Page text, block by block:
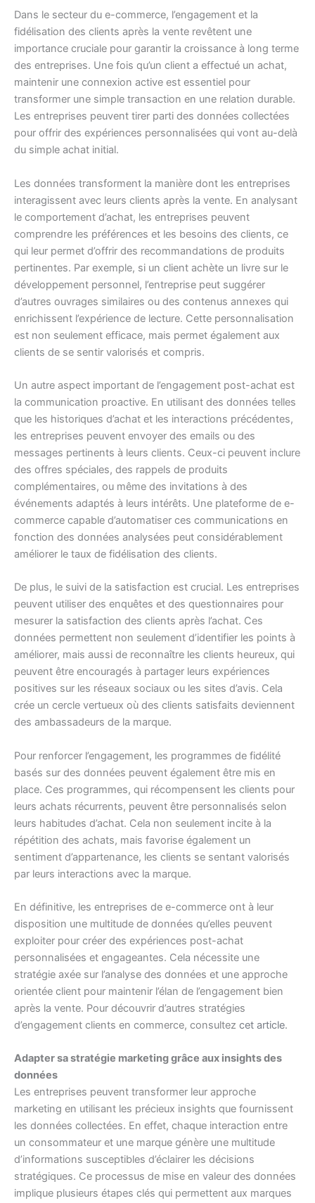
Dans le secteur du e-commerce, l’engagement et la
fidélisation des clients après la vente revêtent une
importance cruciale pour garantir la croissance à long terme
des entreprises. Une fois qu’un client a effectué un achat,
maintenir une connexion active est essentiel pour
transformer une simple transaction en une relation durable.
Les entreprises peuvent tirer parti des données collectées
pour offrir des expériences personnalisées qui vont au-delà
du simple achat initial.
Les données transforment la manière dont les entreprises
interagissent avec leurs clients après la vente. En analysant
le comportement d’achat, les entreprises peuvent
comprendre les préférences et les besoins des clients, ce
qui leur permet d’offrir des recommandations de produits
pertinentes. Par exemple, si un client achète un livre sur le
développement personnel, l’entreprise peut suggérer
d’autres ouvrages similaires ou des contenus annexes qui
enrichissent l’expérience de lecture. Cette personnalisation
est non seulement efficace, mais permet également aux
clients de se sentir valorisés et compris.
Un autre aspect important de l’engagement post-achat est
la communication proactive. En utilisant des données telles
que les historiques d’achat et les interactions précédentes,
les entreprises peuvent envoyer des emails ou des
messages pertinents à leurs clients. Ceux-ci peuvent inclure
des offres spéciales, des rappels de produits
complémentaires, ou même des invitations à des
événements adaptés à leurs intérêts. Une plateforme de e-
commerce capable d’automatiser ces communications en
fonction des données analysées peut considérablement
améliorer le taux de fidélisation des clients.
De plus, le suivi de la satisfaction est crucial. Les entreprises
peuvent utiliser des enquêtes et des questionnaires pour
mesurer la satisfaction des clients après l’achat. Ces
données permettent non seulement d’identifier les points à
améliorer, mais aussi de reconnaître les clients heureux, qui
peuvent être encouragés à partager leurs expériences
positives sur les réseaux sociaux ou les sites d’avis. Cela
crée un cercle vertueux où des clients satisfaits deviennent
des ambassadeurs de la marque.
Pour renforcer l’engagement, les programmes de fidélité
basés sur des données peuvent également être mis en
place. Ces programmes, qui récompensent les clients pour
leurs achats récurrents, peuvent être personnalisés selon
leurs habitudes d’achat. Cela non seulement incite à la
répétition des achats, mais favorise également un
sentiment d’appartenance, les clients se sentant valorisés
par leurs interactions avec la marque.
En définitive, les entreprises de e-commerce ont à leur
disposition une multitude de données qu’elles peuvent
exploiter pour créer des expériences post-achat
personnalisées et engageantes. Cela nécessite une
stratégie axée sur l’analyse des données et une approche
orientée client pour maintenir l’élan de l’engagement bien
après la vente. Pour découvrir d’autres stratégies
d’engagement clients en commerce, consultez cet article.
Adapter sa stratégie marketing grâce aux insights des
données
Les entreprises peuvent transformer leur approche
marketing en utilisant les précieux insights que fournissent
les données collectées. En effet, chaque interaction entre
un consommateur et une marque génère une multitude
d’informations susceptibles d’éclairer les décisions
stratégiques. Ce processus de mise en valeur des données
implique plusieurs étapes clés qui permettent aux marques